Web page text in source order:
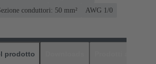
conduttori: 50 mm² AWG 1/0
prodotto